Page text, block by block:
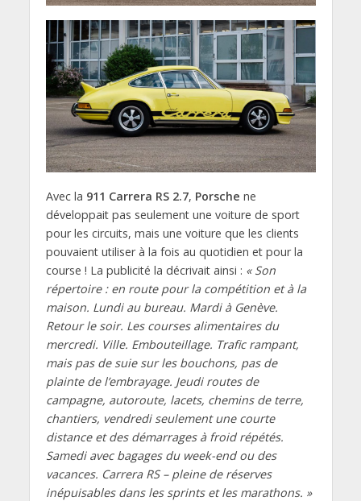
Avec la 911 Carrera RS 2.7, Porsche ne
développait pas seulement une voiture de sport
pour les circuits, mais une voiture que les clients
pouvaient utiliser à la fois au quotidien et pour la
course ! La publicité la décrivait ainsi : « Son
répertoire : en route pour la compétition et à la
maison. Lundi au bureau. Mardi à Genève.
Retour le soir. Les courses alimentaires du
mercredi. Ville. Embouteillage. Trafic rampant,
mais pas de suie sur les bouchons, pas de
plainte de l’embrayage. Jeudi routes de
campagne, autoroute, lacets, chemins de terre,
chantiers, vendredi seulement une courte
distance et des démarrages à froid répétés.
Samedi avec bagages du week-end ou des
vacances. Carrera RS – pleine de réserves
inépuisables dans les sprints et les marathons. »